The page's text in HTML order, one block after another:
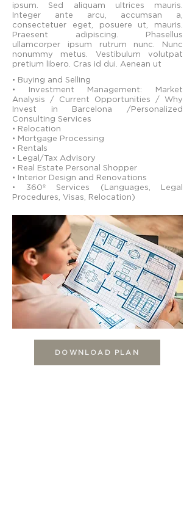
ipsum. Sed aliquam ultrices mauris.
Integer ante arcu, accumsan a,
consectetuer eget, posuere ut, mauris.
Praesent adipiscing. Phasellus
ullamcorper ipsum rutrum nunc. Nunc
nonummy metus. Vestibulum volutpat
pretium libero. Cras id dui. Aenean ut
• Buying and Selling
• Investment Management: Market
Analysis / Current Opportunities / Why
Invest in Barcelona /Personalized
Consulting Services
• Relocation
• Mortgage Processing
• Rentals
• Legal/Tax Advisory
• Real Estate Personal Shopper
• Interior Design and Renovations
• 360º Services (Languages, Legal
Procedures, Visas, Relocation)
DOWNLOAD PLAN